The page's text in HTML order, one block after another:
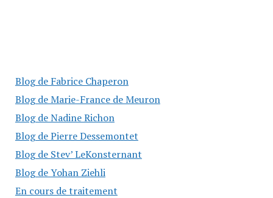
Blog de Fabrice Chaperon
Blog de Marie-France de Meuron
Blog de Nadine Richon
Blog de Pierre Dessemontet
Blog de Stev’ LeKonsternant
Blog de Yohan Ziehli
En cours de traitement